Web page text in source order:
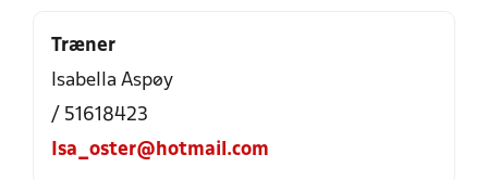
Træner
Isabella Aspøy
/ 51618423
Isa_oster@hotmail.com